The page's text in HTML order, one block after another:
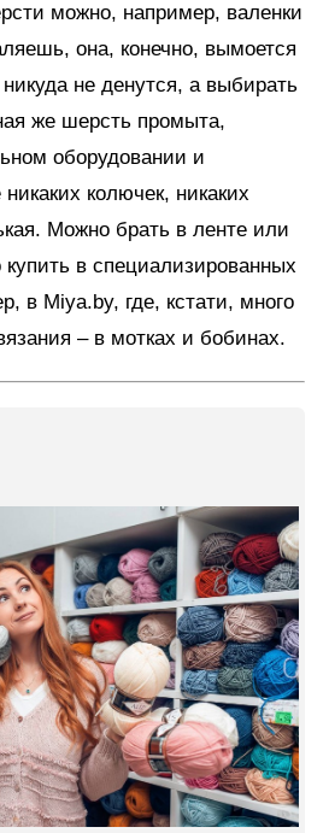
можно, например, валенки
она, конечно, вымоется
не денутся, а выбирать
же шерсть промыта,
оборудовании и
колючек, никаких
Можно брать в ленте или
в специализированных
в Miya.by, где, кстати, много
– в мотках и бобинах.